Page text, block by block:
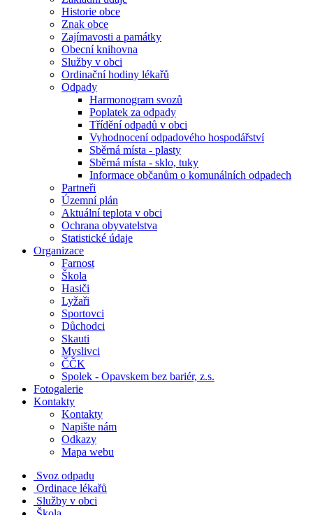
Historie obce
Znak obce
Zajímavosti a památky
Obecní knihovna
Služby v obci
Ordinační hodiny lékařů
Odpady
Harmonogram svozů
Poplatek za odpady
Třídění odpadů v obci
Vyhodnocení odpadového hospodářství
Sběrná místa - plasty
Sběrná místa - sklo, tuky
Informace občanům o komunálních odpadech
Partneři
Územní plán
Aktuální teplota v obci
Ochrana obyvatelstva
Statistické údaje
Organizace
Farnost
Škola
Hasiči
Lyžaři
Sportovci
Důchodci
Skauti
Myslivci
ČČK
Spolek - Opavskem bez bariér, z.s.
Fotogalerie
Kontakty
Kontakty
Napište nám
Odkazy
Mapa webu
Svoz odpadu
Ordinace lékařů
Služby v obci